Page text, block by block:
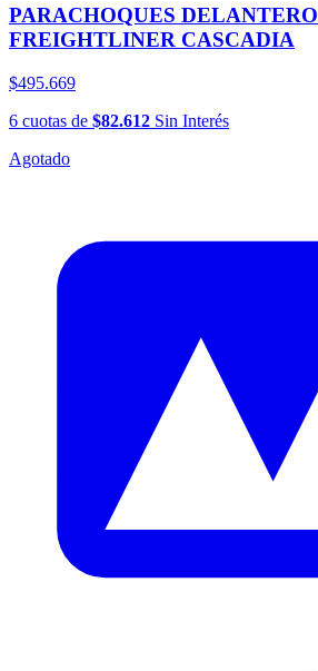
PARACHOQUES DELANTERO
FREIGHTLINER CASCADIA
$495.669
6 cuotas de $82.612 Sin Interés
Agotado